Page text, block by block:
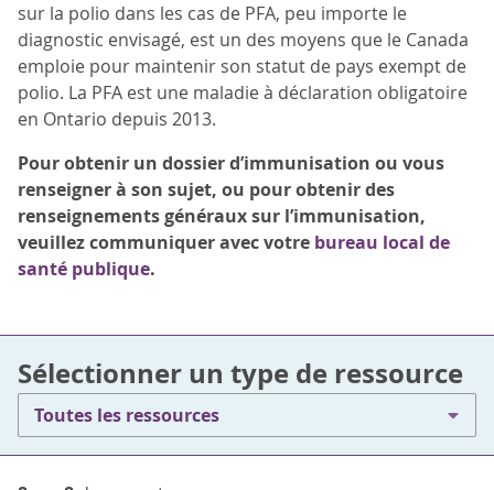
sur la polio dans les cas de PFA, peu importe le
diagnostic envisagé, est un des moyens que le Canada
emploie pour maintenir son statut de pays exempt de
polio. La PFA est une maladie à déclaration obligatoire
en Ontario depuis 2013.
Pour obtenir un dossier d’immunisation ou vous
renseigner à son sujet, ou pour obtenir des
renseignements généraux sur l’immunisation,
veuillez communiquer avec votre bureau local de
santé publique.
Sélectionner un type de ressource
Toutes les ressources